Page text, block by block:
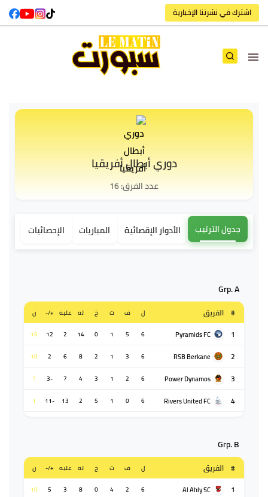
اشترك في نشرتنا الإخبارية
دوري أبطال أفريقيا
عدد الفرق: 16
جدول الترتيب الأدوار الإقصائية المباريات الإحصائيات
Grp. A
# الفريق ل ف ت خ له عليه +/- ن
1
Pyramids FC
6
5
1
0
14
2
12
16
2
RSB Berkane
6
3
1
2
8
6
2
10
3
Power Dynamos
6
2
1
3
4
7
-3
7
4
Rivers United FC
6
0
1
5
2
13
-11
1
Grp. B
# الفريق ل ف ت خ له عليه +/- ن
1
Al Ahly SC
6
2
4
0
8
3
5
10